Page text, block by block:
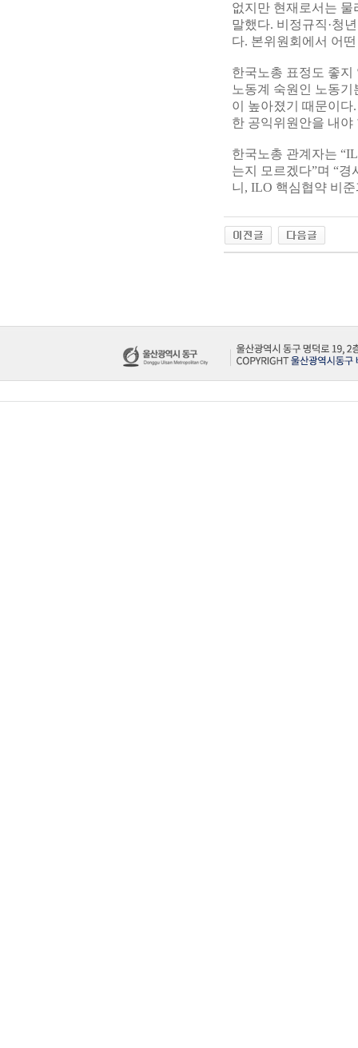
없지만 현재로서는 물
말했다. 비정규직·청
다. 본위원회에서 어
한국노총 표정도 좋
노동계 숙원인 노동
이 높아졌기 때문이다
한 공익위원안을 내
한국노총 관계자는
는지 모르겠다”며 “
니, ILO 핵심협약 비